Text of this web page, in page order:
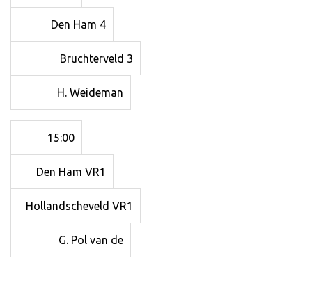
Den Ham 4
Bruchterveld 3
H. Weideman
15:00
Den Ham VR1
Hollandscheveld VR1
G. Pol van de